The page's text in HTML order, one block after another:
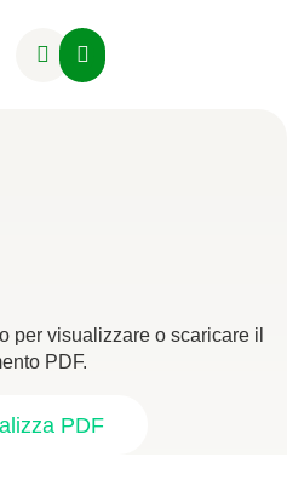
per visualizzare o scaricare il
PDF.
PDF